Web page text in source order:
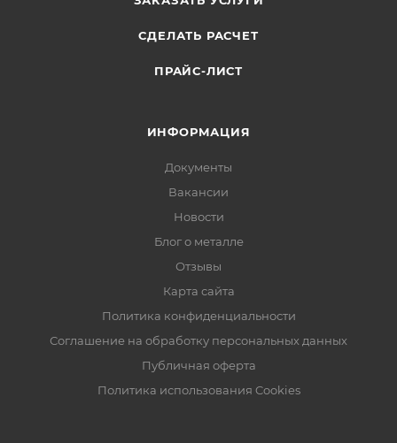
СДЕЛАТЬ РАСЧЕТ
ПРАЙС-ЛИСТ
ИНФОРМАЦИЯ
Документы
Вакансии
Новости
Блог о металле
Отзывы
Карта сайта
Политика конфиденциальности
Соглашение на обработку персональных данных
Публичная оферта
Политика использования Cookies